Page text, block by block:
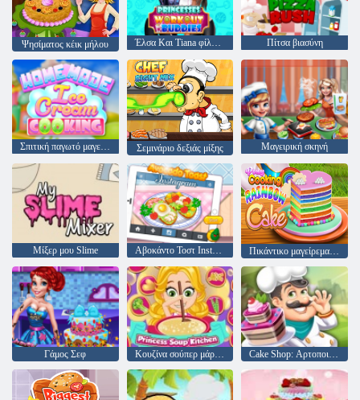
Ψησίματος κέικ μήλου Έλσα Και Tiana φίλων προπόνηση Πίτσα βιασύνη
Σπιτική παγωτό μαγείρεμα Σεμινάριο δεξιάς μίξης Μαγειρική σκηνή
Μίξερ μου Slime Αβοκάντο Τοστ Instagram Πικάντικο μαγείρεμα κέικ ουράνιου τόξου
Γάμος Σεφ Κουζίνα σούπερ μάρκετ Cake Shop: Αρτοποιείο